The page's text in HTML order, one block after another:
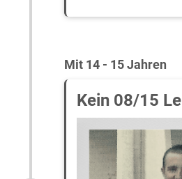
Mit 14 - 15 Jahren
Kein 08/15